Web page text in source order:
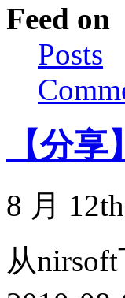
Feed on
Posts
【分
8 月
从